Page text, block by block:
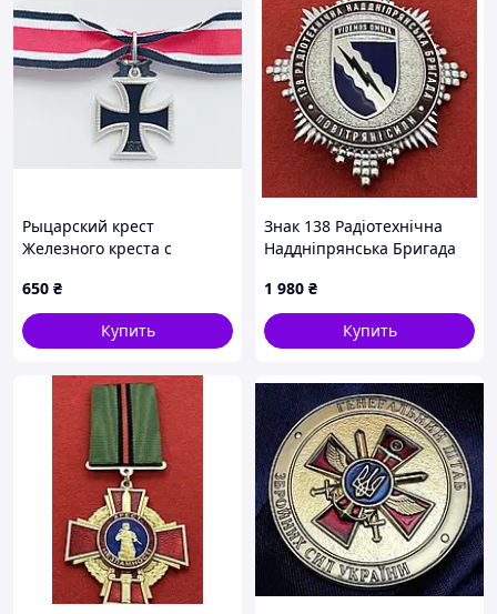
Рыцарский крест
Железного креста с
650 ₴
Купить
Знак 138 Радіотехнічна
Наддніпрянська Бригада
1 980 ₴
Купить